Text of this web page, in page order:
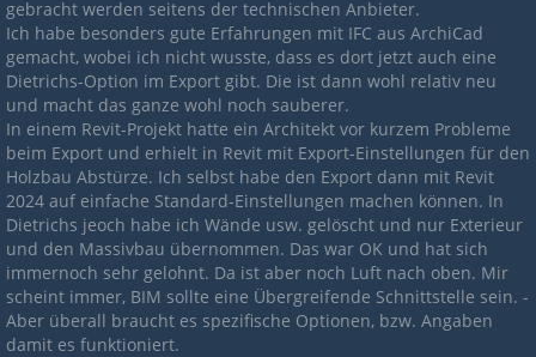
gebracht werden seitens der technischen Anbieter.
Ich habe besonders gute Erfahrungen mit IFC aus ArchiCad
gemacht, wobei ich nicht wusste, dass es dort jetzt auch eine
Dietrichs-Option im Export gibt. Die ist dann wohl relativ neu
und macht das ganze wohl noch sauberer.
In einem Revit-Projekt hatte ein Architekt vor kurzem Probleme
beim Export und erhielt in Revit mit Export-Einstellungen für den
Holzbau Abstürze. Ich selbst habe den Export dann mit Revit
2024 auf einfache Standard-Einstellungen machen können. In
Dietrichs jeoch habe ich Wände usw. gelöscht und nur Exterieur
und den Massivbau übernommen. Das war OK und hat sich
immernoch sehr gelohnt. Da ist aber noch Luft nach oben. Mir
scheint immer, BIM sollte eine Übergreifende Schnittstelle sein. -
Aber überall braucht es spezifische Optionen, bzw. Angaben
damit es funktioniert.